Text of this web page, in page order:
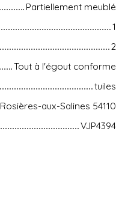
Partiellement meublé
1
2
Tout à l'égout conforme
tuiles
Rosières-aux-Salines 54110
VJP4394